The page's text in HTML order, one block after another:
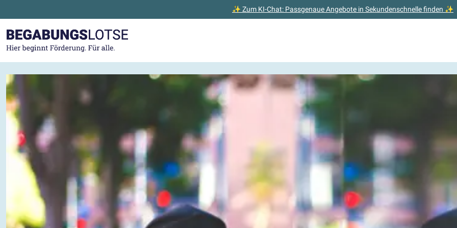
✨ Zum KI-Chat: Passgenaue Angebote in Sekundenschnelle finden ✨
Zur Startseite gehen